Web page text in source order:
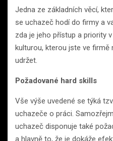
Jedna ze základních věcí,
se uchazeč hodí do firmy a
zda je jeho přístup a priority
kulturou, kterou jste ve firmě
udržet.
Požadované hard skills
Vše výše uvedené se týká
uchazeče o práci.
uchazeč disponuje také
a hlavně to, že je dokáže